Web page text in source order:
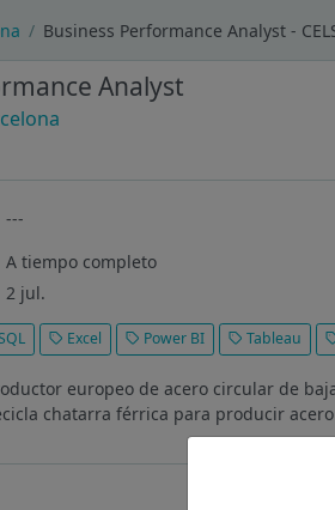
Business Performance Analyst -
Analyst
---
A tiempo completo
2 jul.
Excel Power BI Tableau
europeo de acero circular de
chatarra férrica para producir